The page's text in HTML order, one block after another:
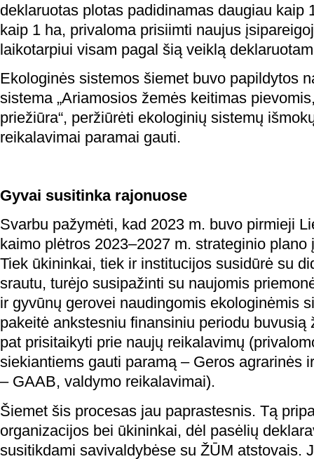
deklaruotas plotas padidinamas daugiau kaip
kaip 1 ha, privaloma prisiimti naujus
laikotarpiui visam pagal šią veiklą
Ekologinės sistemos šiemet buvo papildytos
sistema „Ariamosios žemės keitimas
priežiūra“, peržiūrėti ekologinių sistemų
reikalavimai paramai gauti.
Gyvai susitinka rajonuose
Svarbu pažymėti, kad 2023 m. buvo pirmieji
kaimo plėtros 2023–2027 m. strateginio
Tiek ūkininkai, tiek ir institucijos susidūrė su
srautu, turėjo susipažinti su naujomis
ir gyvūnų gerovei naudingomis ekologinėmis
pakeitė ankstesniu finansiniu periodu buvusią
pat prisitaikyti prie naujų reikalavimų
siekiantiems gauti paramą – Geros agrarinės
– GAAB, valdymo reikalavimai).
Šiemet šis procesas jau paprastesnis. Tą
organizacijos bei ūkininkai, dėl pasėlių
susitikdami savivaldybėse su ŽŪM atstovais.